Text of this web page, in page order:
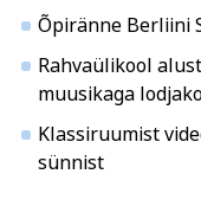
Õpiränne Berliini
Rahvaülikool
muusikaga
Klassiruumist
sünnist